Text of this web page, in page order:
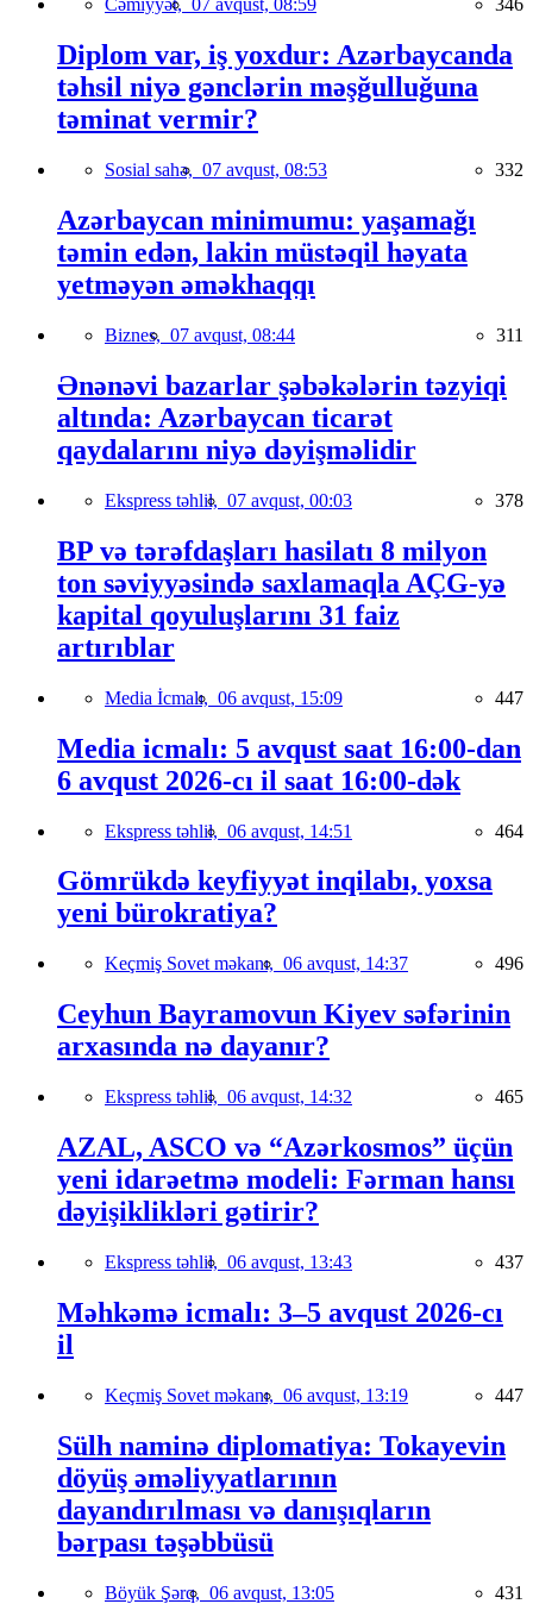
Cəmiyyət, 07 avqust, 08:59 346
Diplom var, iş yoxdur: Azərbaycanda
təhsil niyə gənclərin məşğulluğuna
təminat vermir?
Sosial sahə, 07 avqust, 08:53 332
Azərbaycan minimumu: yaşamağı
təmin edən, lakin müstəqil həyata
yetməyən əməkhaqqı
Biznes, 07 avqust, 08:44 311
Ənənəvi bazarlar şəbəkələrin təzyiqi
altında: Azərbaycan ticarət
qaydalarını niyə dəyişməlidir
Ekspress təhlil, 07 avqust, 00:03 378
BP və tərəfdaşları hasilatı 8 milyon
ton səviyyəsində saxlamaqla AÇG-yə
kapital qoyuluşlarını 31 faiz
artırıblar
Media İcmalı, 06 avqust, 15:09 447
Media icmalı: 5 avqust saat 16:00-dan
6 avqust 2026-cı il saat 16:00-dək
Ekspress təhlil, 06 avqust, 14:51 464
Gömrükdə keyfiyyət inqilabı, yoxsa
yeni bürokratiya?
Keçmiş Sovet məkanı, 06 avqust, 14:37 496
Ceyhun Bayramovun Kiyev səfərinin
arxasında nə dayanır?
Ekspress təhlil, 06 avqust, 14:32 465
AZAL, ASCO və “Azərkosmos” üçün
yeni idarəetmə modeli: Fərman hansı
dəyişiklikləri gətirir?
Ekspress təhlil, 06 avqust, 13:43 437
Məhkəmə icmalı: 3–5 avqust 2026-cı
il
Keçmiş Sovet məkanı, 06 avqust, 13:19 447
Sülh naminə diplomatiya: Tokayevin
döyüş əməliyyatlarının
dayandırılması və danışıqların
bərpası təşəbbüsü
Böyük Şərq, 06 avqust, 13:05 431